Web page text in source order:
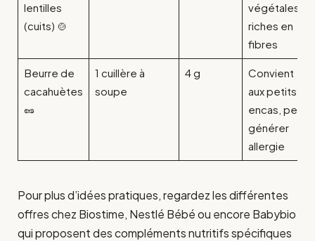
lentilles
(cuits) 🍲
végétales,
riches en
fibres
Beurre de
cacahuètes
🥜
1 cuillère à
soupe
4 g
Convient
aux petits
encas, peut
générer
allergie
Pour plus d’idées pratiques, regardez les différentes
offres chez Biostime, Nestlé Bébé ou encore Babybio
qui proposent des compléments nutritifs spécifiques